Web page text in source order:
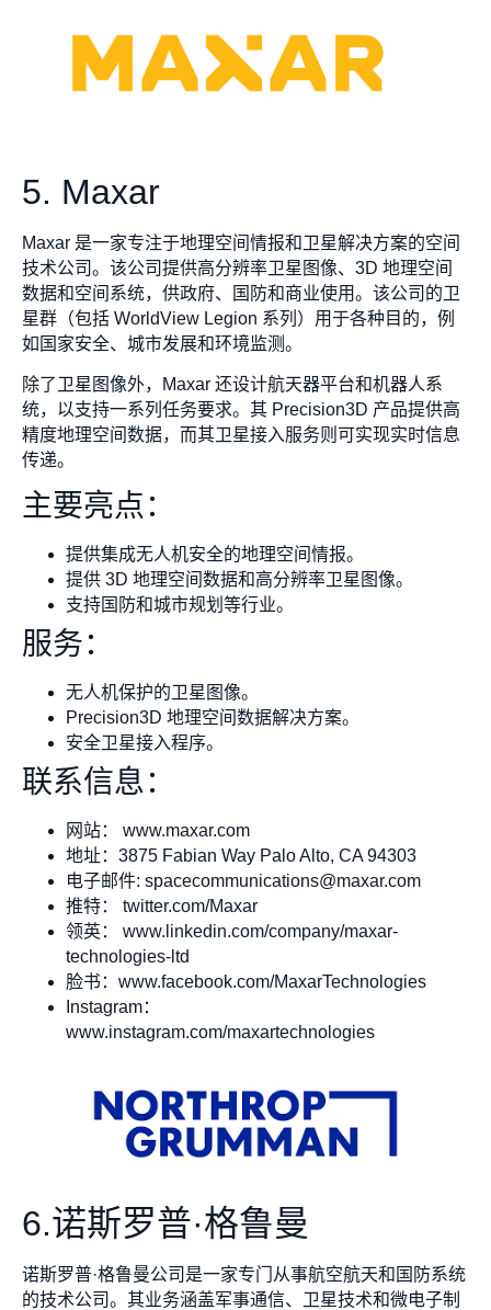
5. Maxar
Maxar 是一家专注于地理空间情报和卫星解决方案的空间
技术公司。该公司提供高分辨率卫星图像、3D 地理空间
数据和空间系统，供政府、国防和商业使用。该公司的卫
星群（包括 WorldView Legion 系列）用于各种目的，例
如国家安全、城市发展和环境监测。
除了卫星图像外，Maxar 还设计航天器平台和机器人系
统，以支持一系列任务要求。其 Precision3D 产品提供高
精度地理空间数据，而其卫星接入服务则可实现实时信息
传递。
主要亮点：
提供集成无人机安全的地理空间情报。
提供 3D 地理空间数据和高分辨率卫星图像。
支持国防和城市规划等行业。
服务：
无人机保护的卫星图像。
Precision3D 地理空间数据解决方案。
安全卫星接入程序。
联系信息：
网站： www.maxar.com
地址：3875 Fabian Way Palo Alto, CA 94303
电子邮件: spacecommunications@maxar.com
推特： twitter.com/Maxar
领英： www.linkedin.com/company/maxar-
technologies-ltd
脸书：www.facebook.com/MaxarTechnologies
Instagram：
www.instagram.com/maxartechnologies
6.诺斯罗普·格鲁曼
诺斯罗普·格鲁曼公司是一家专门从事航空航天和国防系统
的技术公司。其业务涵盖军事通信、卫星技术和微电子制